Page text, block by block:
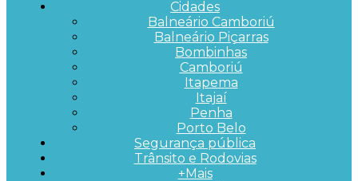
Cidades
Balneário Camboriú
Balneário Piçarras
Bombinhas
Camboriú
Itapema
Itajaí
Penha
Porto Belo
Segurança pública
Trânsito e Rodovias
+Mais